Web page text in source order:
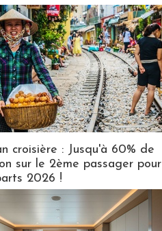
croisière : Jusqu'à 60% de
sur le 2ème passager pour
2026 !